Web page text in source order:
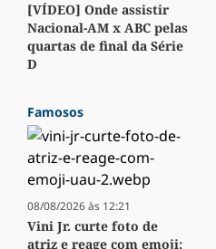
[VÍDEO] Onde assistir
Nacional-AM x ABC pelas
quartas de final da Série
D
Famosos
08/08/2026 às 12:21
Vini Jr. curte foto de
atriz e reage com emoji;